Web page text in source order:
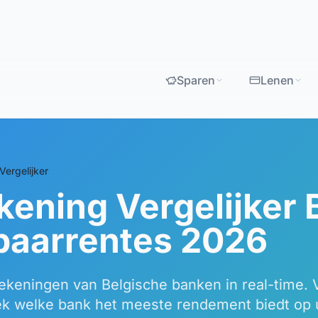
Sparen Lenen
Vergelijker
2026
van Belgische banken in real-time.
welke bank het meeste rendement biedt op